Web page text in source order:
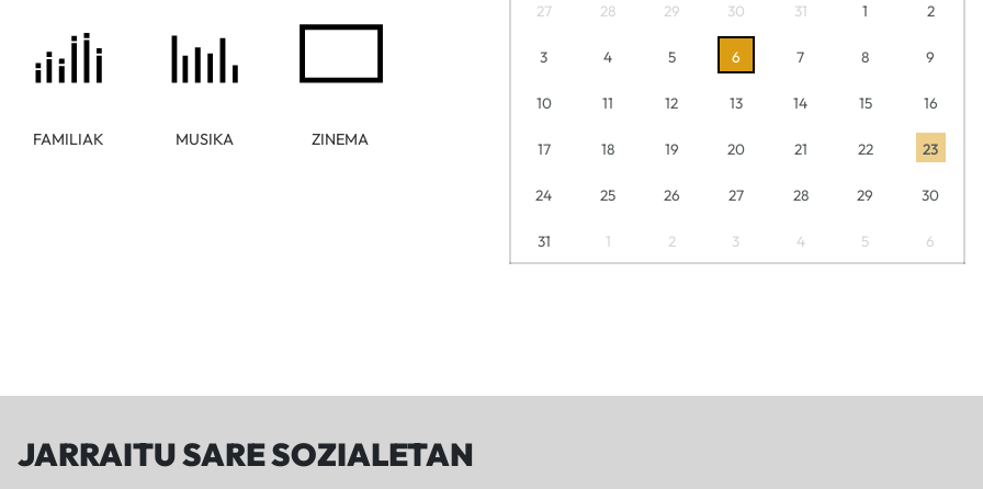
FAMILIAK MUSIKA ZINEMA
27 28 29 30 31 1 2
3 4 5 6 7 8 9
10 11 12 13 14 15 16
17 18 19 20 21 22 23
24 25 26 27 28 29 30
31 1 2 3 4 5 6
JARRAITU SARE SOZIALETAN